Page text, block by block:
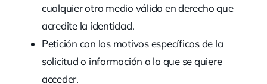
cualquier otro medio válido en derecho que
acredite la identidad.
Petición con los motivos específicos de la
solicitud o información a la que se quiere
acceder.